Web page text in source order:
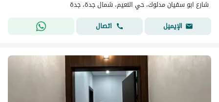
شارع ابو سفيان مدلوك، حي النعيم، شمال جدة، جدة
الإيميل
اتصال